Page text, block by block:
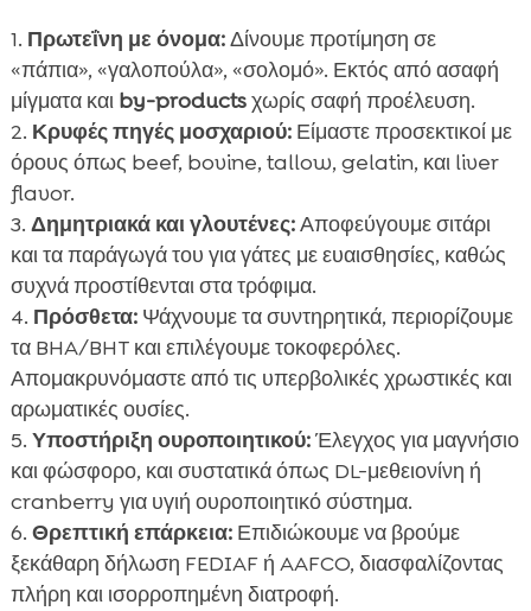
Πρωτεΐνη με όνομα:Δίνουμε προτίμηση σε
«πάπια», «γαλοπούλα», «σολομό». Εκτός από ασαφή
μίγματα και by-productsχωρίς σαφή προέλευση.
Κρυφές πηγές μοσχαριού:Είμαστε προσεκτικοί με
όρους όπως beef, bovine, tallow, gelatin, και liver
flavor.
Δημητριακά και γλουτένες:Αποφεύγουμε σιτάρι
και τα παράγωγά του για γάτες με ευαισθησίες, καθώς
συχνά προστίθενται στα τρόφιμα.
Πρόσθετα:Ψάχνουμε τα συντηρητικά, περιορίζουμε
τα BHA/BHT και επιλέγουμε τοκοφερόλες.
Απομακρυνόμαστε από τις υπερβολικές χρωστικές και
αρωματικές ουσίες.
Υποστήριξη ουροποιητικού:Έλεγχος για μαγνήσιο
και φώσφορο, και συστατικά όπως DL-μεθειονίνη ή
cranberry για υγιή ουροποιητικό σύστημα.
Θρεπτική επάρκεια:Επιδιώκουμε να βρούμε
ξεκάθαρη δήλωση FEDIAF ή AAFCO, διασφαλίζοντας
πλήρη και ισορροπημένη διατροφή.